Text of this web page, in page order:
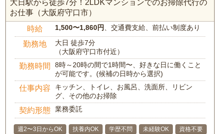
大日駅から徒歩7分！2LDKマンションでのお掃除代行の
お仕事（大阪府守口市）
時給 1,500〜1,860円 、交通費支給、前払い制度あり
勤務地
大日 徒歩7分
（大阪府守口市付近）
勤務時間
8時～20時の間で1時間〜、好きな日に働くこと
が可能です。(候補の日時から選択)
仕事内容
キッチン、トイレ、お風呂、洗面所、リビン
グ、その他のお掃除
契約形態 業務委託
週2〜3日からOK 扶養内OK 学歴不問 未経験OK
資格不要